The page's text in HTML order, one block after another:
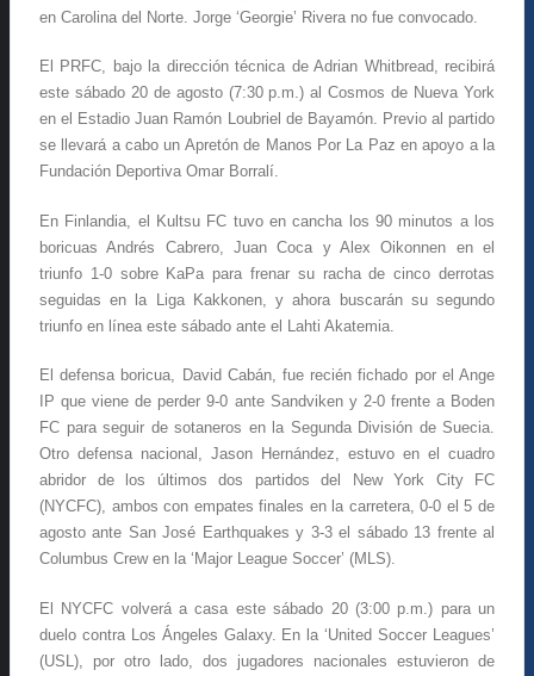
en Carolina del Norte. Jorge ‘Georgie’ Rivera no fue convocado.
El PRFC, bajo la dirección técnica de Adrian Whitbread, recibirá
este sábado 20 de agosto (7:30 p.m.) al Cosmos de Nueva York
en el Estadio Juan Ramón Loubriel de Bayamón. Previo al partido
se llevará a cabo un Apretón de Manos Por La Paz en apoyo a la
Fundación Deportiva Omar Borralí.
En Finlandia, el Kultsu FC tuvo en cancha los 90 minutos a los
boricuas Andrés Cabrero, Juan Coca y Alex Oikonnen en el
triunfo 1-0 sobre KaPa para frenar su racha de cinco derrotas
seguidas en la Liga Kakkonen, y ahora buscarán su segundo
triunfo en línea este sábado ante el Lahti Akatemia.
El defensa boricua, David Cabán, fue recién fichado por el Ange
IP que viene de perder 9-0 ante Sandviken y 2-0 frente a Boden
FC para seguir de sotaneros en la Segunda División de Suecia.
Otro defensa nacional, Jason Hernández, estuvo en el cuadro
abridor de los últimos dos partidos del New York City FC
(NYCFC), ambos con empates finales en la carretera, 0-0 el 5 de
agosto ante San José Earthquakes y 3-3 el sábado 13 frente al
Columbus Crew en la ‘Major League Soccer’ (MLS).
El NYCFC volverá a casa este sábado 20 (3:00 p.m.) para un
duelo contra Los Ángeles Galaxy. En la ‘United Soccer Leagues’
(USL), por otro lado, dos jugadores nacionales estuvieron de